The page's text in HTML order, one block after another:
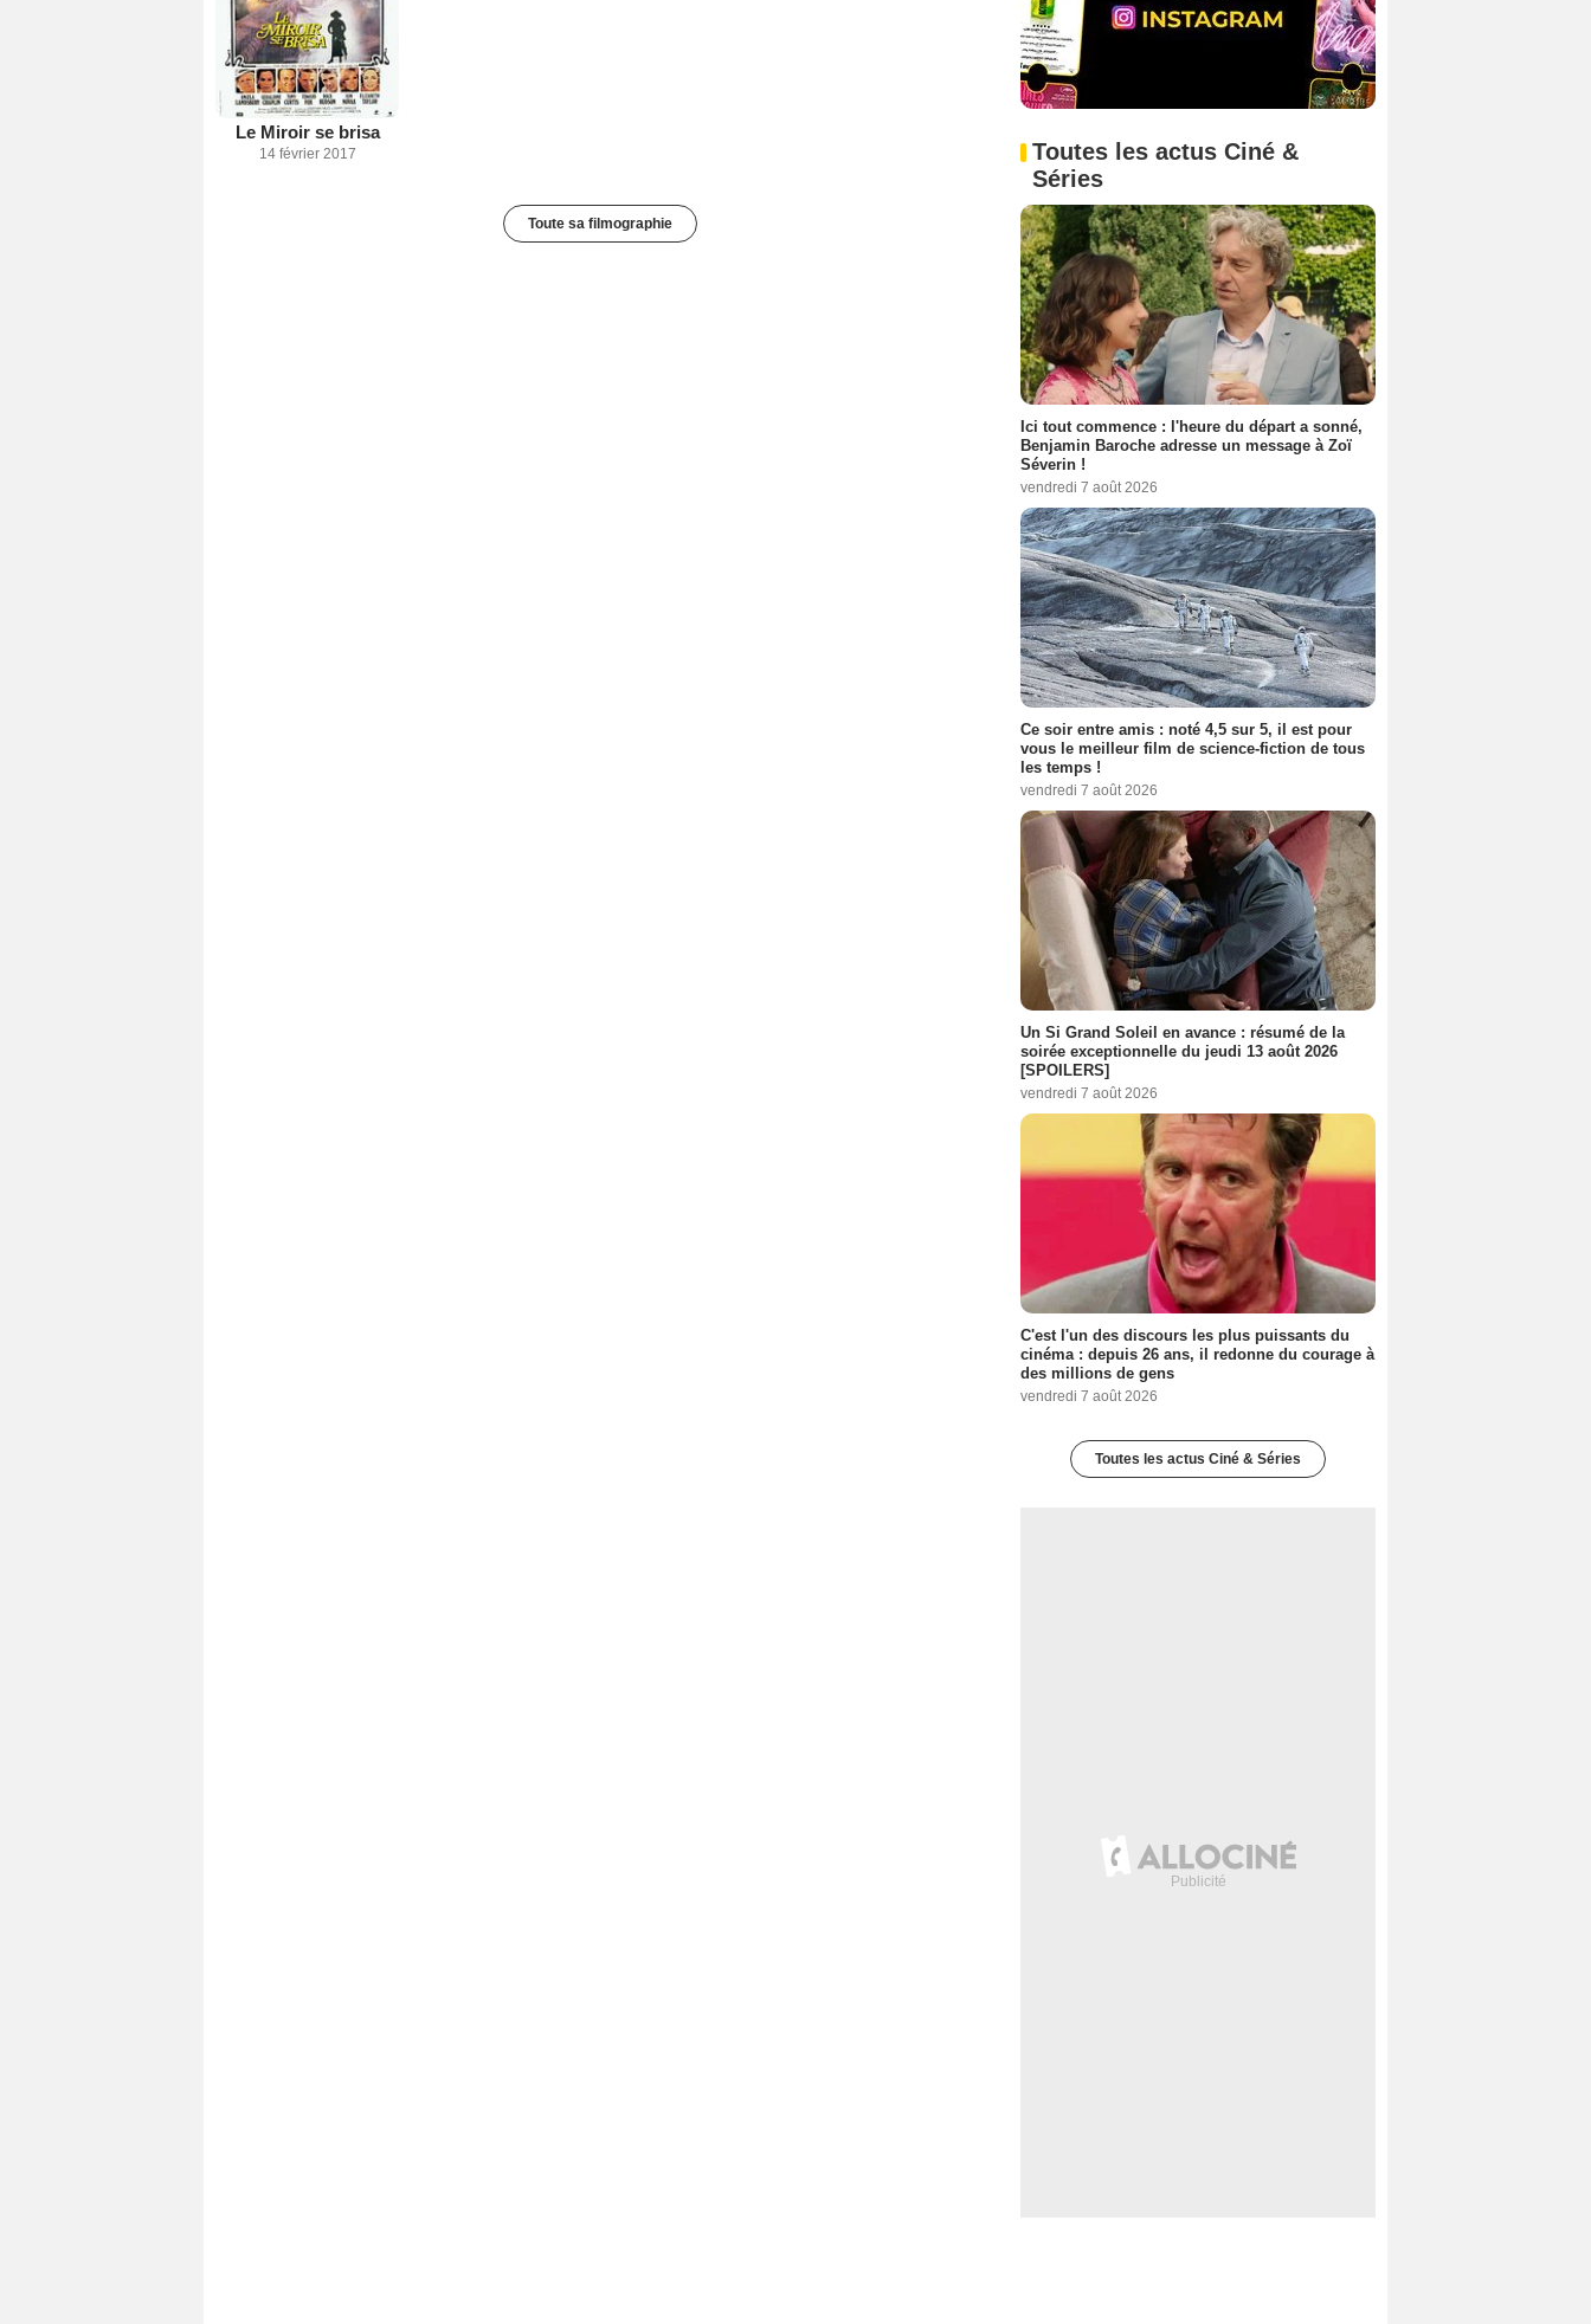
Le Miroir se brisa
14 février 2017
Toute sa filmographie
Toutes les actus Ciné &
Séries
Ici tout commence : l'heure du départ a sonné,
Benjamin Baroche adresse un message à Zoï
Séverin !
vendredi 7 août 2026
Ce soir entre amis : noté 4,5 sur 5, il est pour
vous le meilleur film de science-fiction de tous
les temps !
vendredi 7 août 2026
Un Si Grand Soleil en avance : résumé de la
soirée exceptionnelle du jeudi 13 août 2026
[SPOILERS]
vendredi 7 août 2026
C'est l'un des discours les plus puissants du
cinéma : depuis 26 ans, il redonne du courage à
des millions de gens
vendredi 7 août 2026
Toutes les actus Ciné & Séries